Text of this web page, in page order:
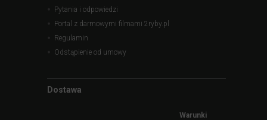
Pytania i odpowiedzi
Portal z darmowymi filmami 2ryby.pl
Regulamin
Odstąpienie od umowy
Dostawa
Warunki